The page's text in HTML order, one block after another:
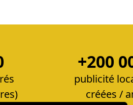
+200
publicité
créées /